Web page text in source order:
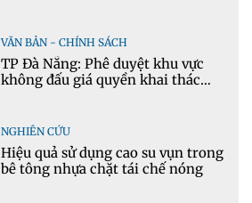
VĂN BẢN - CHÍNH SÁCH
TP Đà Nẵng: Phê duyệt khu vực
không đấu giá quyền khai thác
NGHIÊN CỨU
Hiệu quả sử dụng cao su vụn trong
bê tông nhựa chặt tái chế nóng